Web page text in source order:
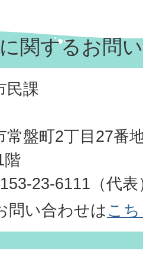
関するお問
民課
常盤町2丁目27番
階
23-6111（代
問い合わせはこ